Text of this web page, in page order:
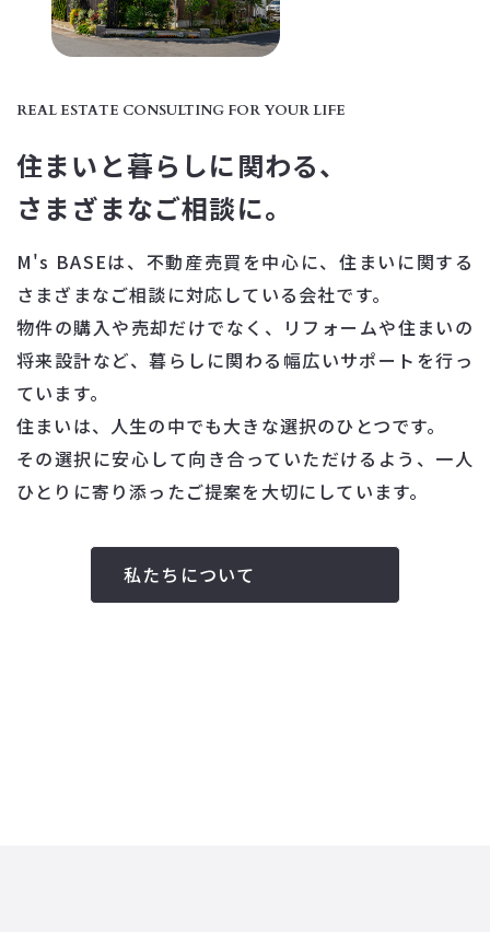
REAL ESTATE CONSULTING FOR YOUR LIFE
住まいと暮らしに関わる、
​​​​​​​さまざまなご相談に。
M's BASEは、不動産売買を中心に、住まいに関する
さまざまなご相談に対応している会社です。
物件の購入や売却だけでなく、リフォームや住まいの
将来設計など、暮らしに関わる幅広いサポートを行っ
ています。
住まいは、人生の中でも大きな選択のひとつです。
その選択に安心して向き合っていただけるよう、一人
ひとりに寄り添ったご提案を大切にしています。
私たちについて